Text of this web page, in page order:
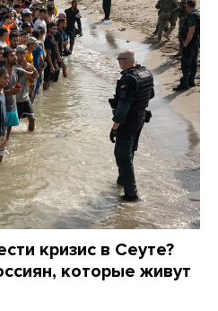
кризис в Сеуте?
которые живут